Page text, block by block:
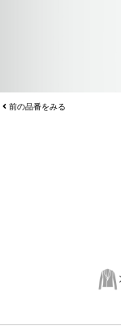
前の品番をみる